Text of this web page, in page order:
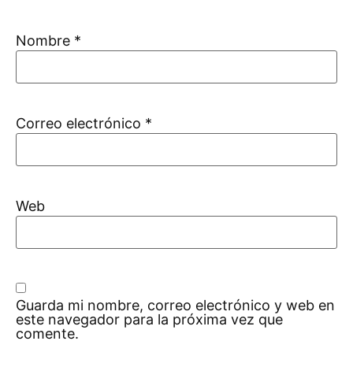
Nombre *
Correo electrónico *
Web
Guarda mi nombre, correo electrónico y web en
este navegador para la próxima vez que
comente.